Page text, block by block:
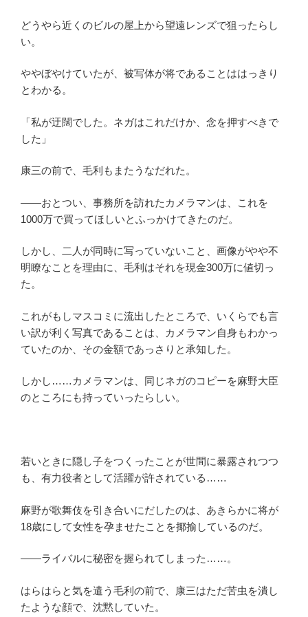
どうやら近くのビルの屋上から望遠レンズで狙ったらし
い。
ややぼやけていたが、被写体が将であることははっきり
とわかる。
「私が迂闊でした。ネガはこれだけか、念を押すべきで
した」
康三の前で、毛利もまたうなだれた。
――おとつい、事務所を訪れたカメラマンは、これを
1000万で買ってほしいとふっかけてきたのだ。
しかし、二人が同時に写っていないこと、画像がやや不
明瞭なことを理由に、毛利はそれを現金300万に値切っ
た。
これがもしマスコミに流出したところで、いくらでも言
い訳が利く写真であることは、カメラマン自身もわかっ
ていたのか、その金額であっさりと承知した。
しかし……カメラマンは、同じネガのコピーを麻野大臣
のところにも持っていったらしい。
若いときに隠し子をつくったことが世間に暴露されつつ
も、有力役者として活躍が許されている……
麻野が歌舞伎を引き合いにだしたのは、あきらかに将が
18歳にして女性を孕ませたことを揶揄しているのだ。
――ライバルに秘密を握られてしまった……。
はらはらと気を遣う毛利の前で、康三はただ苦虫を潰し
たような顔で、沈黙していた。